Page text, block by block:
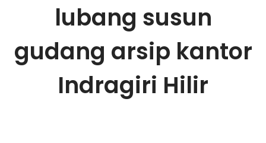
lubang susun
gudang arsip kantor
Indragiri Hilir